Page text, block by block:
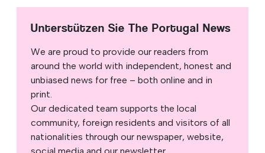
Unterstützen Sie The Portugal News
We are proud to provide our readers from
around the world with independent, honest and
unbiased news for free – both online and in
print.
Our dedicated team supports the local
community, foreign residents and visitors of all
nationalities through our newspaper, website,